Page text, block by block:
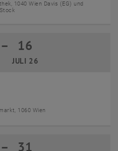
1040 Wien Davis (EG) und
13 Juli 2026 bis 16 Juli 2026
– 16
JULI 26
1060 Wien
13 Juli 2026 bis 31 Juli 2026
– 31